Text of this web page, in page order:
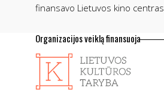
finansavo Lietuvos kino centras.
Organizacijos veiklą finansuoja